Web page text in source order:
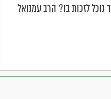
נוכל לזכות בו? הרב עמנואל